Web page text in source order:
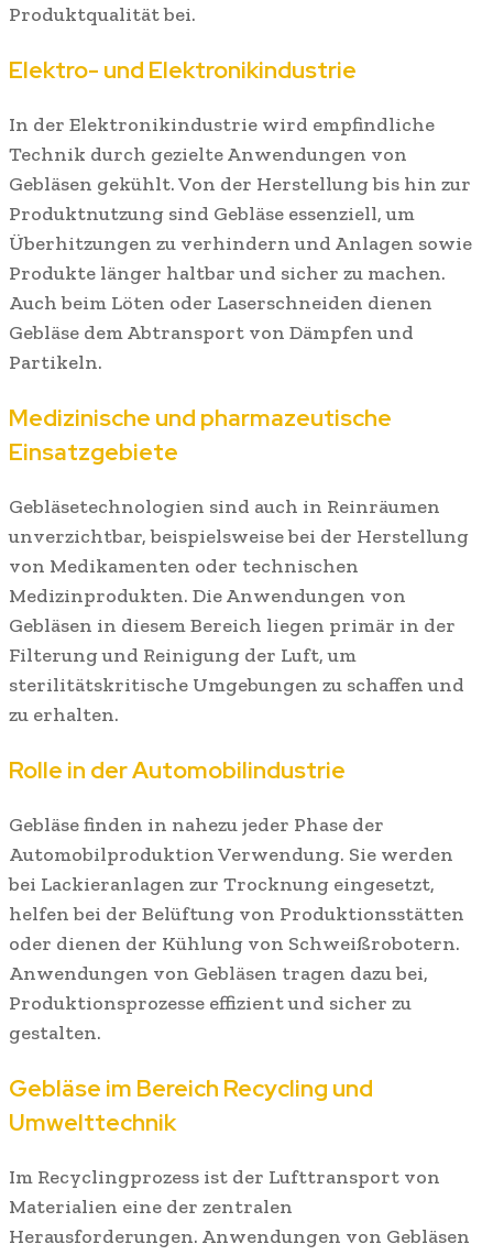
Produktqualität bei.
Elektro- und Elektronikindustrie
In der Elektronikindustrie wird empfindliche
Technik durch gezielte Anwendungen von
Gebläsen gekühlt. Von der Herstellung bis hin zur
Produktnutzung sind Gebläse essenziell, um
Überhitzungen zu verhindern und Anlagen sowie
Produkte länger haltbar und sicher zu machen.
Auch beim Löten oder Laserschneiden dienen
Gebläse dem Abtransport von Dämpfen und
Partikeln.
Medizinische und pharmazeutische
Einsatzgebiete
Gebläsetechnologien sind auch in Reinräumen
unverzichtbar, beispielsweise bei der Herstellung
von Medikamenten oder technischen
Medizinprodukten. Die Anwendungen von
Gebläsen in diesem Bereich liegen primär in der
Filterung und Reinigung der Luft, um
sterilitätskritische Umgebungen zu schaffen und
zu erhalten.
Rolle in der Automobilindustrie
Gebläse finden in nahezu jeder Phase der
Automobilproduktion Verwendung. Sie werden
bei Lackieranlagen zur Trocknung eingesetzt,
helfen bei der Belüftung von Produktionsstätten
oder dienen der Kühlung von Schweißrobotern.
Anwendungen von Gebläsen tragen dazu bei,
Produktionsprozesse effizient und sicher zu
gestalten.
Gebläse im Bereich Recycling und
Umwelttechnik
Im Recyclingprozess ist der Lufttransport von
Materialien eine der zentralen
Herausforderungen. Anwendungen von Gebläsen